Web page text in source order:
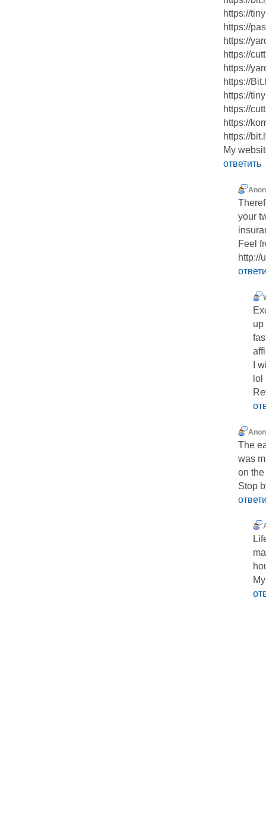
https://
https://
https://
https://
https://
https://
https://
https://
https://
https://
My
ответить
your
Feel
http://
up
I
lol
The
was
on
Stop